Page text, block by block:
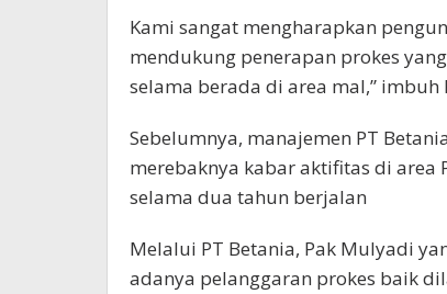
Kami sangat mengharapkan
mendukung penerapan prokes
selama berada di area mal,” imbuh
Sebelumnya, manajemen PT
merebaknya kabar aktifitas di area
selama dua tahun berjalan
Melalui PT Betania, Pak Mulyadi
adanya pelanggaran prokes baik